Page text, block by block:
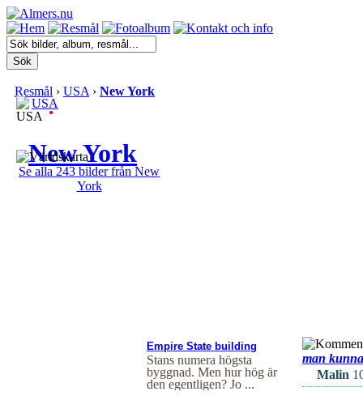
Resmål › USA› New York
USA
New York
Se alla 243 bilder från New
York
Empire State building
Stans numera högsta
byggnad. Men hur hög är
den egentligen? Jo ...
man
Malin